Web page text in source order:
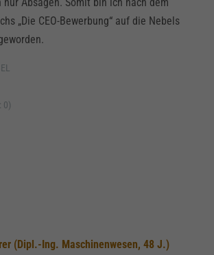
„Die CEO-Bewerbung“ auf die Nebels
0)
(Dipl.-Ing. Maschinenwesen, 48 J.)